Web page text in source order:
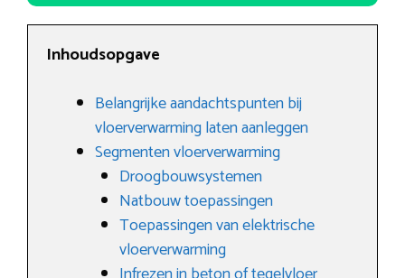
Inhoudsopgave
Belangrijke aandachtspunten bij
vloerverwarming laten aanleggen
Segmenten vloerverwarming
Droogbouwsystemen
Natbouw toepassingen
Toepassingen van elektrische
vloerverwarming